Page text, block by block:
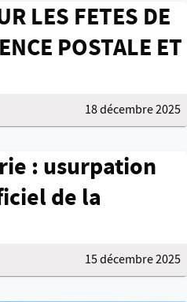
LES FETES DE
POSTALE ET
18 décembre 2025
: usurpation
de la
15 décembre 2025